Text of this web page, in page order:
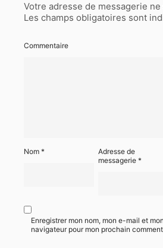
Votre adresse de messagerie
Les champs obligatoires sont
Commentaire
Nom *
Adresse de
messagerie*
Enregistrer mon nom, mon e-mail et
navigateur pour mon prochain